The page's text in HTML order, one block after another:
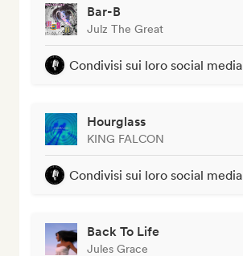
Bar-B
Julz The Great
Condivisi sui loro social media
Hourglass
KING FALCON
Condivisi sui loro social media
Back To Life
Jules Grace